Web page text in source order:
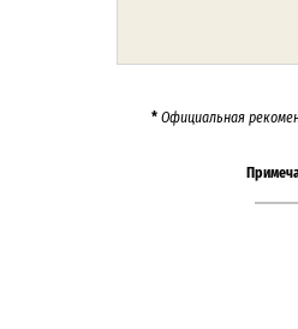
* Официальная